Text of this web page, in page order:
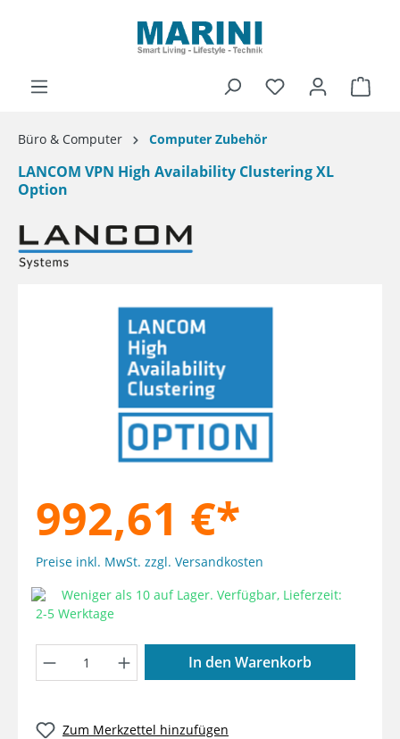
Büro & Computer Computer Zubehör
LANCOM VPN High Availability Clustering XL
Option
992,61 €*
Preise inkl. MwSt. zzgl. Versandkosten
Weniger als 10 auf Lager. Verfügbar, Lieferzeit:
2-5 Werktage
Produkt Anzahl: Gib den
In den Warenkorb
Zum Merkzettel hinzufügen